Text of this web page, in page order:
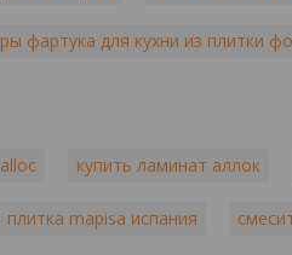
фартука для кухни из плитки
купить ламинат аллок
плитка mapisa испания